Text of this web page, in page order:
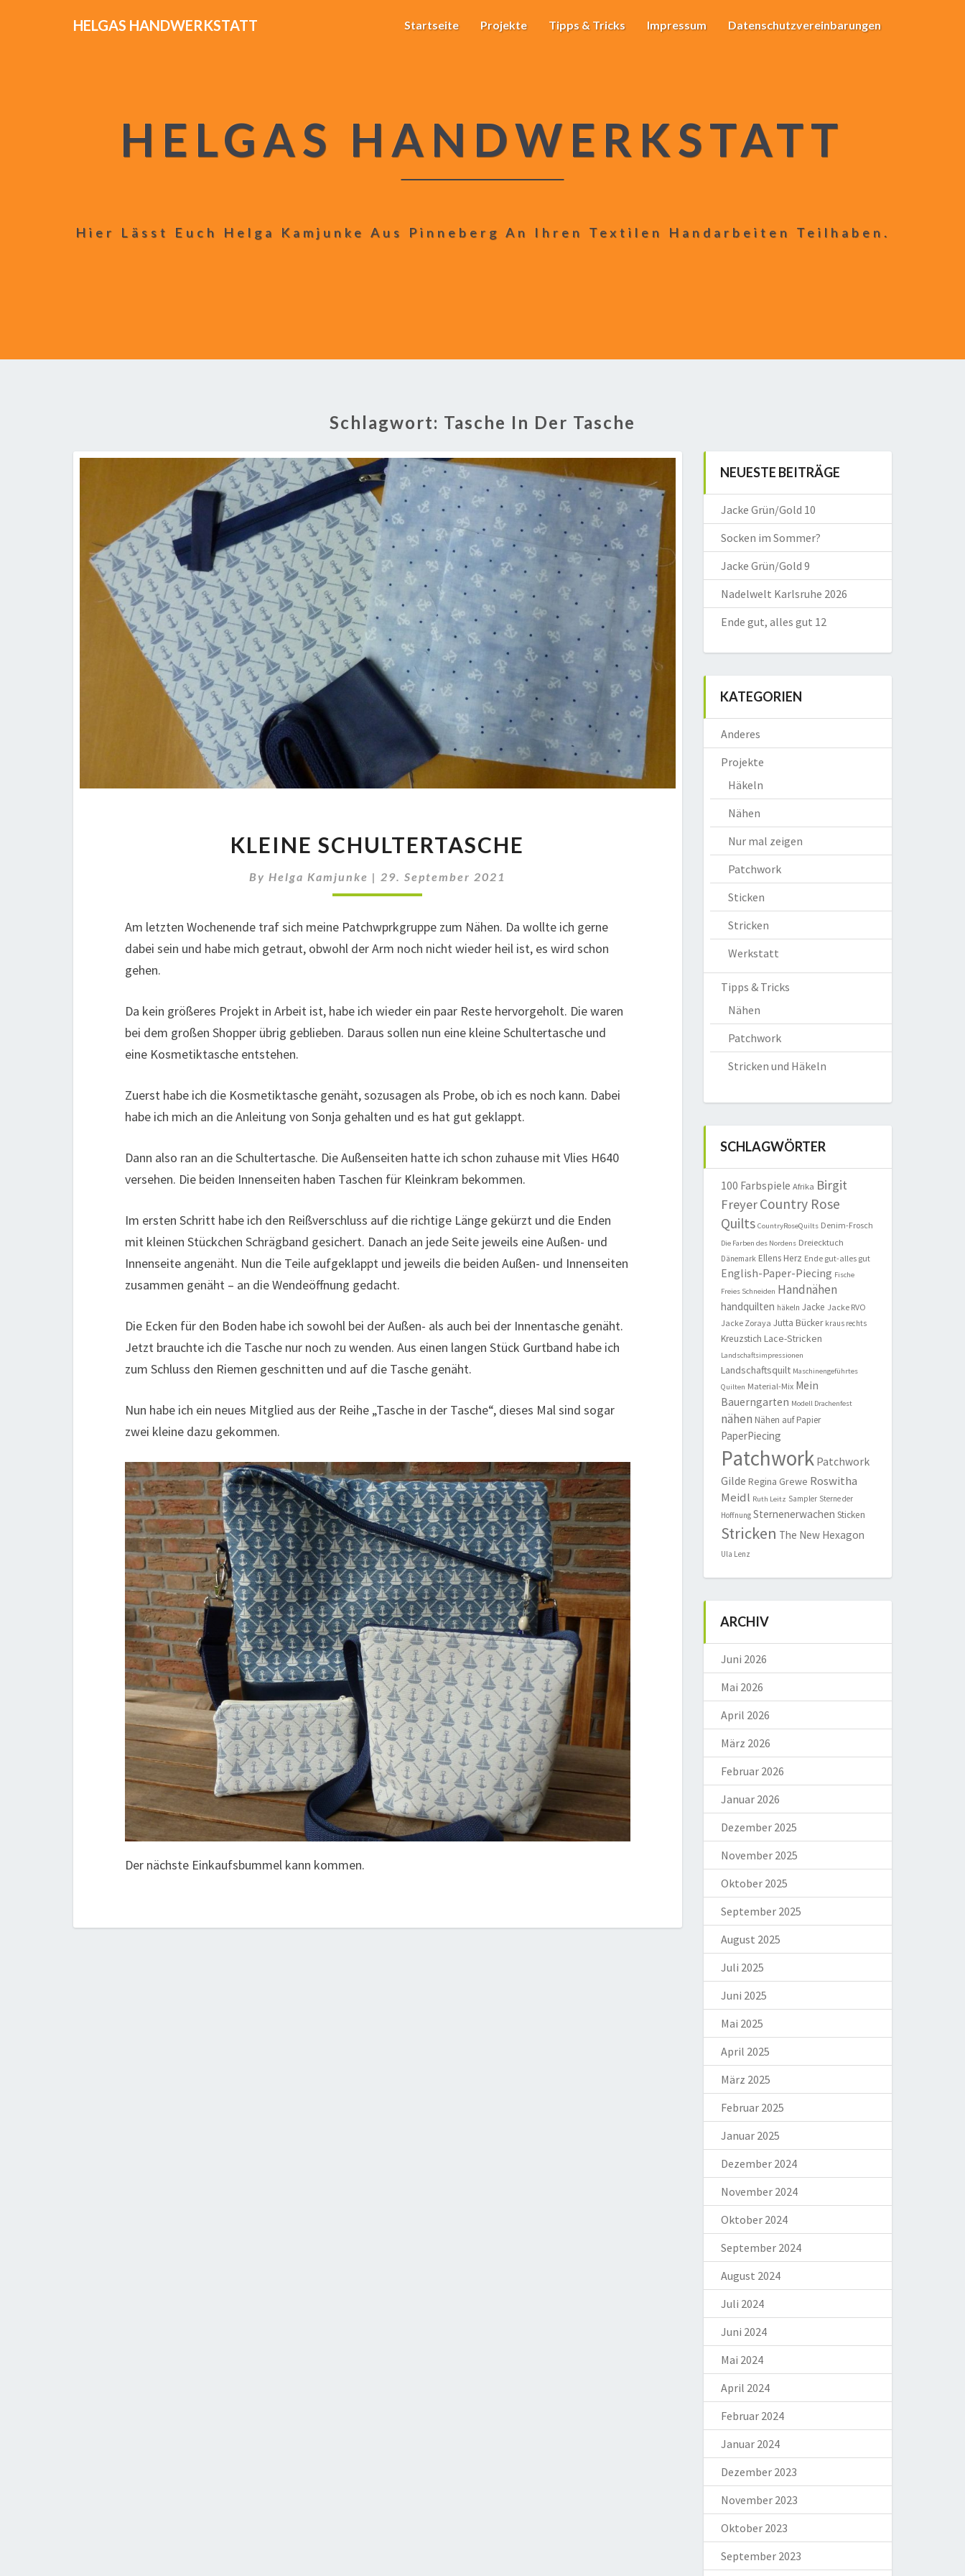
HELGAS HANDWERKSTATT Startseite Projekte Tipps & Tricks Impressum Datenschutzvereinbarungen
HELGAS HANDWERKSTATT
Hier Lässt Euch Helga Kamjunke Aus Pinneberg An Ihren Textilen Handarbeiten Teilhaben.
Schlagwort: Tasche In Der Tasche
SCHULTERTASCHE
KLEINE SCHULTERTASCHE
ByHelga Kamjunke | 29. September 2021
Am letzten Wochenende traf sich meine Patchwprkgruppe zum Nähen. Da wollte ich gerne
dabei sein und habe mich getraut, obwohl der Arm noch nicht wieder heil ist, es wird schon
gehen.
Da kein größeres Projekt in Arbeit ist, habe ich wieder ein paar Reste hervorgeholt. Die waren
bei dem großen Shopper übrig geblieben. Daraus sollen nun eine kleine Schultertasche und
eine Kosmetiktasche entstehen.
Zuerst habe ich die Kosmetiktasche genäht, sozusagen als Probe, ob ich es noch kann. Dabei
habe ich mich an die Anleitung von Sonja gehalten und es hat gut geklappt.
Dann also ran an die Schultertasche. Die Außenseiten hatte ich schon zuhause mit Vlies H640
versehen. Die beiden Innenseiten haben Taschen für Kleinkram bekommen.
Im ersten Schritt habe ich den Reißverschluss auf die richtige Länge gekürzt und die Enden
mit kleinen Stückchen Schrägband gesichert. Danach an jede Seite jeweils eine Außen- und
Innenseite angenäht. Nun die Teile aufgeklappt und jeweils die beiden Außen- und Innenseiten
zusammen genäht – an die Wendeöffnung gedacht.
Die Ecken für den Boden habe ich sowohl bei der Außen- als auch bei der Innentasche genäht.
Jetzt brauchte ich die Tasche nur noch zu wenden. Aus einen langen Stück Gurtband habe ich
zum Schluss den Riemen geschnitten und auf die Tasche genäht.
Nun habe ich ein neues Mitglied aus der Reihe „Tasche in der Tasche“, dieses Mal sind sogar
zwei kleine dazu gekommen.
Der nächste Einkaufsbummel kann kommen.
NEUESTE BEITRÄGE
Jacke Grün/Gold 10
Socken im Sommer?
Jacke Grün/Gold 9
Nadelwelt Karlsruhe 2026
Ende gut, alles gut 12
KATEGORIEN
Anderes
Projekte
Häkeln
Nähen
Nur mal zeigen
Patchwork
Sticken
Stricken
Werkstatt
Tipps & Tricks
Nähen
Patchwork
Stricken und Häkeln
SCHLAGWÖRTER
100 Farbspiele Afrika Birgit
FreyerCountry Rose
Quilts CountryRoseQuilts Denim-Frosch
Die Farben des Nordens Dreiecktuch
Dänemark Ellens Herz Ende gut-alles gut
English-Paper-Piecing Fische
Freies Schneiden Handnähen
handquilten häkeln Jacke Jacke RVO
Jacke Zoraya Jutta Bücker kraus rechts
Kreuzstich Lace-Stricken
Landschaftsimpressionen
Landschaftsquilt Maschinengeführtes
Quilten Material-Mix Mein
Bauerngarten Modell Drachenfest
nähen Nähen auf Papier
PaperPiecing
Patchwork Patchwork
Gilde Regina Grewe Roswitha
Meidl Ruth Leitz Sampler Sterne der
Hoffnung Sternenerwachen Sticken
Stricken The New Hexagon
Ula Lenz
ARCHIV
Juni 2026
Mai 2026
April 2026
März 2026
Februar 2026
Januar 2026
Dezember 2025
November 2025
Oktober 2025
September 2025
August 2025
Juli 2025
Juni 2025
Mai 2025
April 2025
März 2025
Februar 2025
Januar 2025
Dezember 2024
November 2024
Oktober 2024
September 2024
August 2024
Juli 2024
Juni 2024
Mai 2024
April 2024
Februar 2024
Januar 2024
Dezember 2023
November 2023
Oktober 2023
September 2023